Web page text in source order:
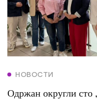
НОВОСТИ
Одржан округли сто